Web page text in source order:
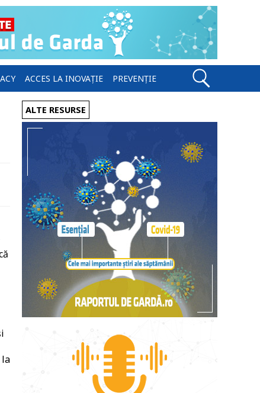
ACCES LA INOVAȚIE PREVENȚIE
ALTE RESURSE